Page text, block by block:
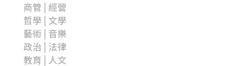
商管│經營
哲學│文學
藝術│音樂
政治│法律
教育│人文